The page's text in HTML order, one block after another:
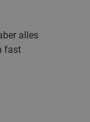
alles
fast